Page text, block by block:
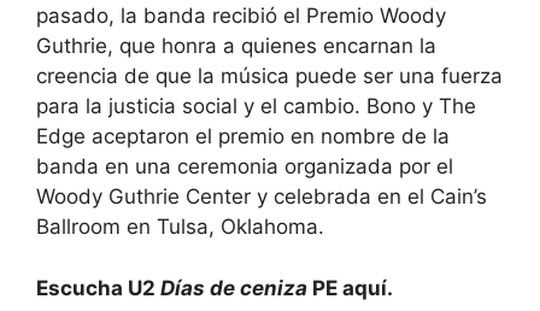
pasado, la banda recibió el Premio Woody
Guthrie, que honra a quienes encarnan la
creencia de que la música puede ser una fuerza
para la justicia social y el cambio. Bono y The
Edge aceptaron el premio en nombre de la
banda en una ceremonia organizada por el
Woody Guthrie Center y celebrada en el Cain’s
Ballroom en Tulsa, Oklahoma.
Escucha U2 Días de ceniza PE aquí.